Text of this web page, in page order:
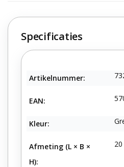
Specificaties
Artikelnummer:
EAN:
Kleur:
Afmeting (L × B ×
H):